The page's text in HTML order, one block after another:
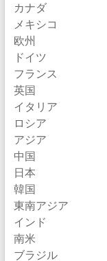
カナダ
メキシコ
欧州
ドイツ
フランス
英国
イタリア
ロシア
アジア
中国
日本
韓国
東南アジア
インド
南米
ブラジル